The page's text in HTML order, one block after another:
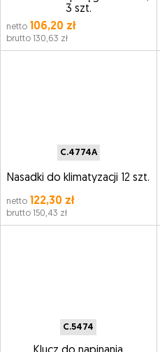
3 szt.
netto 106,20 zł
brutto 130,63 zł
C.4774A
Nasadki do klimatyzacji 12 szt.
netto 122,30 zł
brutto 150,43 zł
C.5474